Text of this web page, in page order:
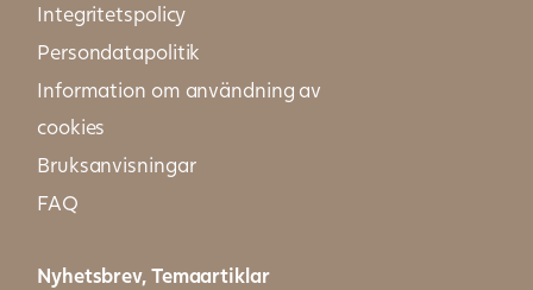
Integritetspolicy
Persondatapolitik
Information om användning av
cookies
Bruksanvisningar
FAQ
Nyhetsbrev, Temaartiklar